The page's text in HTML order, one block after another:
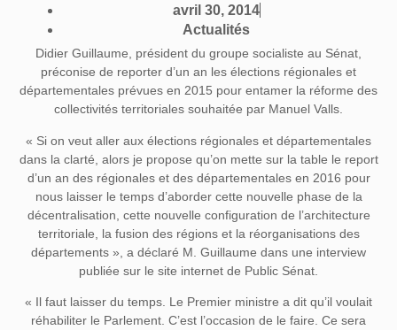
avril 30, 2014
Actualités
Didier Guillaume, président du groupe socialiste au Sénat,
préconise de reporter d’un an les élections régionales et
départementales prévues en 2015 pour entamer la réforme des
collectivités territoriales souhaitée par Manuel Valls.
« Si on veut aller aux élections régionales et départementales
dans la clarté, alors je propose qu’on mette sur la table le report
d’un an des régionales et des départementales en 2016 pour
nous laisser le temps d’aborder cette nouvelle phase de la
décentralisation, cette nouvelle configuration de l’architecture
territoriale, la fusion des régions et la réorganisations des
départements », a déclaré M. Guillaume dans une interview
publiée sur le site internet de Public Sénat.
« Il faut laisser du temps. Le Premier ministre a dit qu’il voulait
réhabiliter le Parlement. C’est l’occasion de le faire. Ce sera